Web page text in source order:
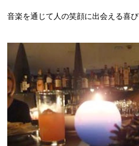
音楽を通じて人の笑顔に出会える喜び